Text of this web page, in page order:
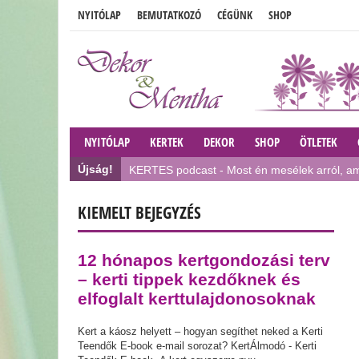
NYITÓLAP BEMUTATKOZÓ CÉGÜNK SHOP
NYITÓLAP KERTEK DEKOR SHOP ÖTLETEK
Újság!
KERTES podcast - Most én mesélek arról,
Az év, amikor az angol kerteknek lőttek?
Így lehelj életet a kertedbe: 10 egyszerű
Március - Kerti Teendők
Február - Kerti Teendők
KIEMELT BEJEGYZÉS
12 hónapos kertgondozási terv
– kerti tippek kezdőknek és
elfoglalt kerttulajdonosoknak
Kert a káosz helyett – hogyan segíthet neked a Kerti
Teendők E-book e-mail sorozat? KertÁlmodó - Kerti